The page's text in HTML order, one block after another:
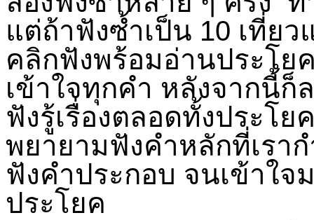
แต่ถ้าฟังซ้ำเป็น 10 เที่ยว
คลิกฟังพร้อมอ่านประโ
เข้าใจทุกคำ หลังจากนี้
ฟังรู้เรื่องตลอดทั้งประโ
พยายามฟังคำหลักที่เรา
ฟังคำประกอบ จนเข้าใจ
ประโยค